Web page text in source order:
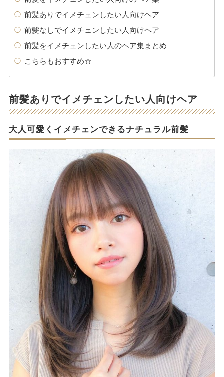
前髪ありでイメチェンしたい人向けヘア
前髪なしでイメチェンしたい人向けヘア
前髪をイメチェンしたい人のヘア集まとめ
こちらもおすすめ☆
前髪ありでイメチェンしたい人向けヘア
大人可愛くイメチェンできるナチュラル前髪